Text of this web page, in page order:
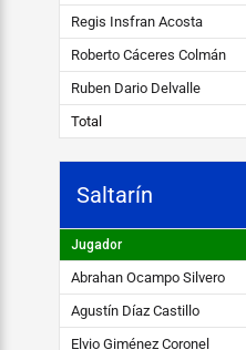
Regis Insfran Acosta
Roberto Cáceres Colmán
Ruben Dario Delvalle
Total
Saltarín
Jugador
Abrahan Ocampo Silvero
Agustín Díaz Castillo
Elvio Giménez Coronel